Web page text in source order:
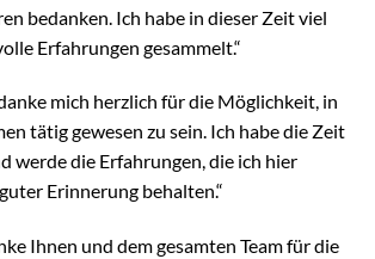
bedanken. Ich habe in dieser Zeit viel
Erfahrungen gesammelt.“
mich herzlich für die Möglichkeit, in
tätig gewesen zu sein. Ich habe die Zeit
werde die Erfahrungen, die ich hier
Erinnerung behalten.“
Ihnen und dem gesamten Team für die